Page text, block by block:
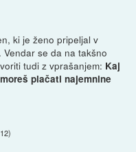
ki je ženo pripeljal v
se da na takšno
tudi z vprašanjem: Kaj
plačati najemnine
)